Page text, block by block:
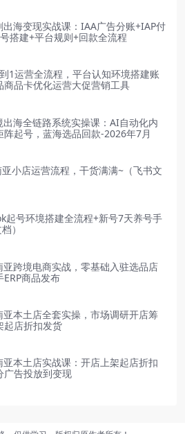
出海变现实战课：IAA广告分账+IAP付
搭建+平台规则+回款全流程
1运营全流程，平台认知环境搭建账
商品卡优化运营大促营销工具
出海全链路系统实操课：AI自动化内
阵起号，蓝海选品回款-2026年7月
小店运营流程，干货满满~（飞书文
起号环境搭建全流程+新号7天养号手
）
亚跨境电商实战，零基础入驻选品店
商品发布
亚本土店全套实操，市场调研开店筹
起店折扣发货
亚本土店实战课：开店上架起店折扣
广告投放到变现